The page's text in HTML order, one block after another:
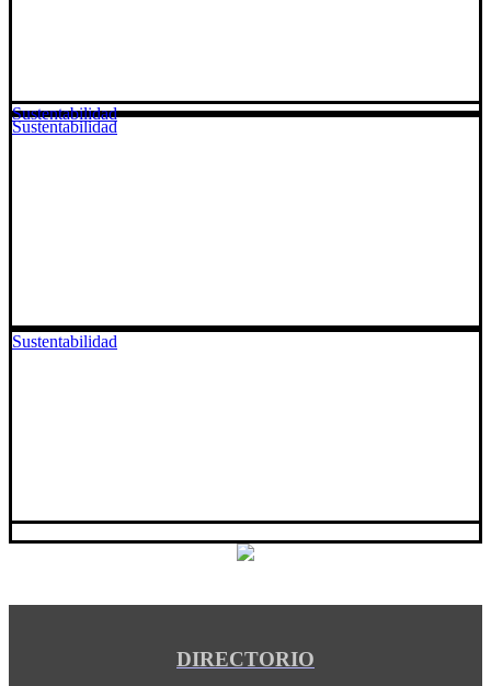
Sustentabilidad
Sustentabilidad
Sustentabilidad
DIRECTORIO